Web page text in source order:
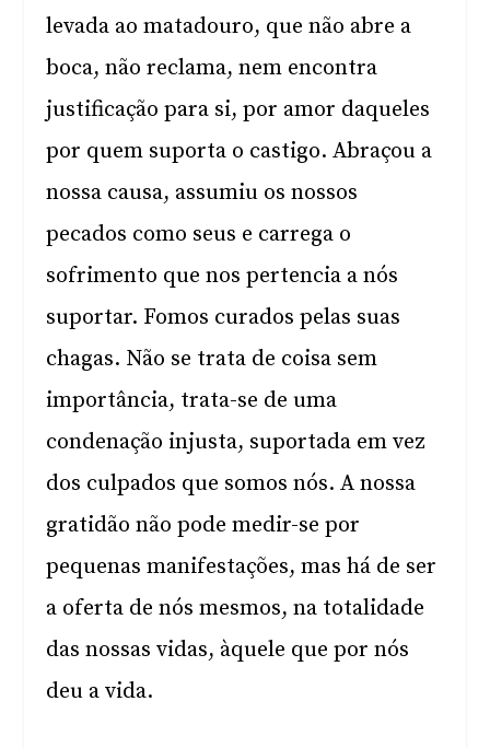
levada ao matadouro, que não abre a
boca, não reclama, nem encontra
justificação para si, por amor daqueles
por quem suporta o castigo. Abraçou a
nossa causa, assumiu os nossos
pecados como seus e carrega o
sofrimento que nos pertencia a nós
suportar. Fomos curados pelas suas
chagas. Não se trata de coisa sem
importância, trata-se de uma
condenação injusta, suportada em vez
dos culpados que somos nós. A nossa
gratidão não pode medir-se por
pequenas manifestações, mas há de ser
a oferta de nós mesmos, na totalidade
das nossas vidas, àquele que por nós
deu a vida.